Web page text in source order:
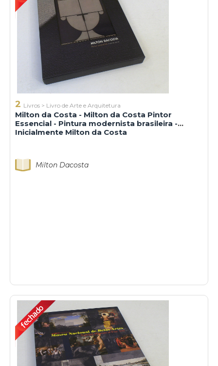
2 Livros > Livro de Arte e Arquitetura
Milton da Costa - Milton da Costa Pintor
Essencial - Pintura modernista brasileira -
Inicialmente Milton da Costa
Milton Dacosta